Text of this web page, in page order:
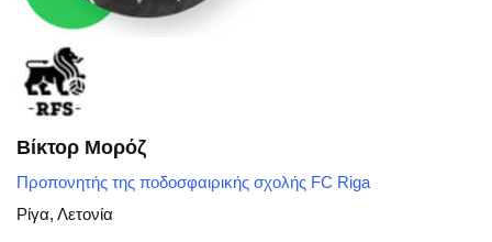
Βίκτορ Μορόζ
Προπονητής της ποδοσφαιρικής σχολής FC Riga
Ρίγα, Λετονία